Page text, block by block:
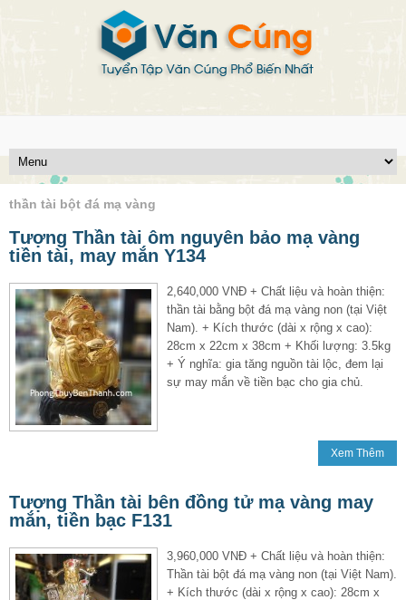
thần tài bột đá mạ vàng
Tượng Thần tài ôm nguyên bảo mạ vàng
tiền tài, may mắn Y134
2,640,000 VNĐ + Chất liệu và hoàn thiện:
thần tài bằng bột đá mạ vàng non (tại Việt
Nam). + Kích thước (dài x rộng x cao):
28cm x 22cm x 38cm + Khối lượng: 3.5kg
+ Ý nghĩa: gia tăng nguồn tài lộc, đem lại
sự may mắn về tiền bạc cho gia chủ.
Xem Thêm
Tượng Thần tài bên đồng tử mạ vàng may
mắn, tiền bạc F131
3,960,000 VNĐ + Chất liệu và hoàn thiện:
Thần tài bột đá mạ vàng non (tại Việt Nam).
+ Kích thước (dài x rộng x cao): 28cm x